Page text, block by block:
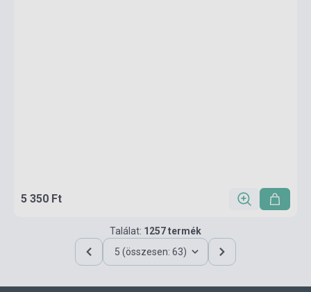
5 350 Ft
Találat: 1257 termék
5 (összesen: 63)